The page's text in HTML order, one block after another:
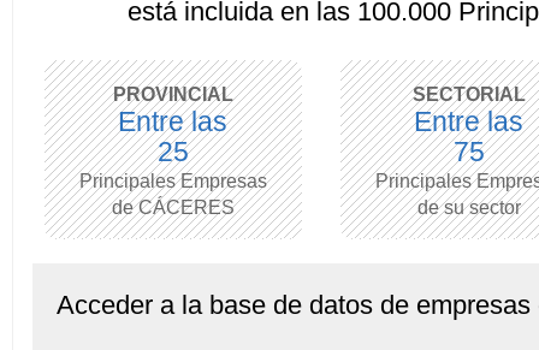
está incluida en las 100.000
PROVINCIAL
Entre las
25
Principales Empresas
de CÁCERES
SECTORIAL
Entre las
75
Principales
de su sector
Acceder a la base de datos de